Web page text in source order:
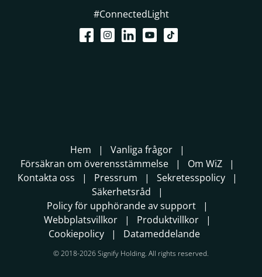
#ConnectedLight
Hem
Vanliga frågor
Försäkran om överensstämmelse
Om WiZ
Kontakta oss
Pressrum
Sekretesspolicy
Säkerhetsråd
Policy för upphörande av support
Webbplatsvillkor
Produktvillkor
Cookiepolicy
Datameddelande
© 2018-2026 Signify Holding. All rights reserved.